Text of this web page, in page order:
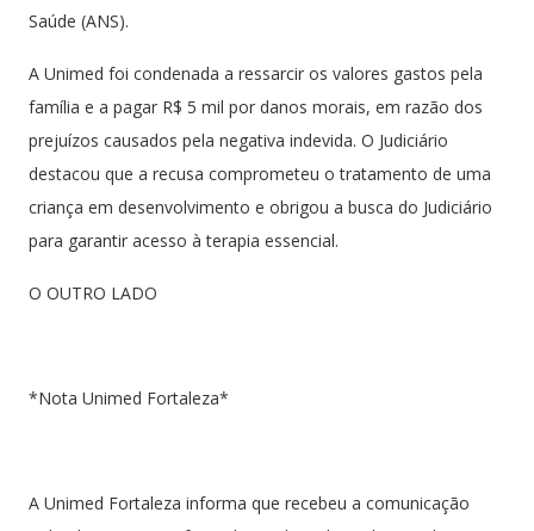
Saúde (ANS).
A Unimed foi condenada a ressarcir os valores gastos pela
família e a pagar R$ 5 mil por danos morais, em razão dos
prejuízos causados pela negativa indevida. O Judiciário
destacou que a recusa comprometeu o tratamento de uma
criança em desenvolvimento e obrigou a busca do Judiciário
para garantir acesso à terapia essencial.
O OUTRO LADO
*Nota Unimed Fortaleza*
A Unimed Fortaleza informa que recebeu a comunicação